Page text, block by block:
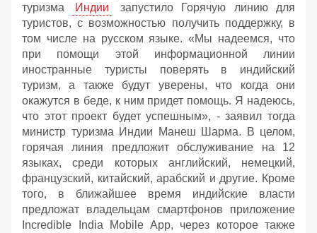
туризма
Индии
запустило Горячую линию для
туристов, с возможностью получить поддержку, в
том числе на русском языке. «Мы надеемся, что
при помощи этой информационной линии
иностранные туристы поверять в индийский
туризм, а также будут уверены, что когда они
окажутся в беде, к ним придет помощь. Я надеюсь,
что этот проект будет успешным», - заявил тогда
министр туризма Индии Манеш Шарма. В целом,
горячая линия предложит обслуживание на 12
языках, среди которых английский, немецкий,
французский, китайский, арабский и другие. Кроме
того, в ближайшее время индийские власти
предложат владельцам смартфонов приложение
Incredible India Mobile App, через которое также